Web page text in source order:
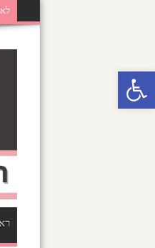
פתח סרגל נגישות